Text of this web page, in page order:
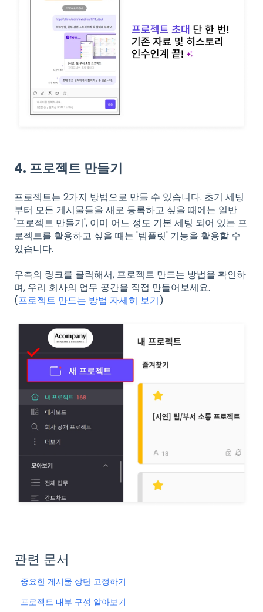
4. 프로젝트 만들기
프로젝트는 2가지 방법으로 만들 수 있습니다. 초기 세팅
부터 모든 게시물들을 새로 등록하고 싶을 때에는 일반
'프로젝트 만들기', 이미 어느 정도 기본 세팅 되어 있는 프
로젝트를 활용하고 싶을 때는 '템플릿' 기능을 활용할 수
있습니다.
우측의 링크를 클릭해서, 프로젝트 만드는 방법을 확인하
며, 우리 회사의 업무 공간을 직접 만들어보세요.
(프로젝트 만드는 방법 자세히 보기)
관련 문서
중요한 게시물 상단 고정하기
프로젝트 내부 구성 알아보기